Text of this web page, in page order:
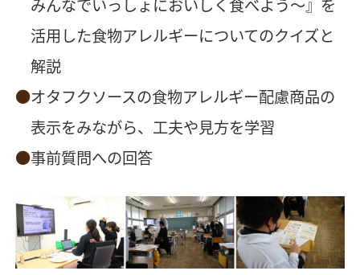
みんなでいっしょにおいしく食べよう～』を
活用した食物アレルギーについてのクイズと
解説
オタフクソースの食物アレルギー配慮商品の
表示をみながら、工夫や見方を学習
事前質問への回答